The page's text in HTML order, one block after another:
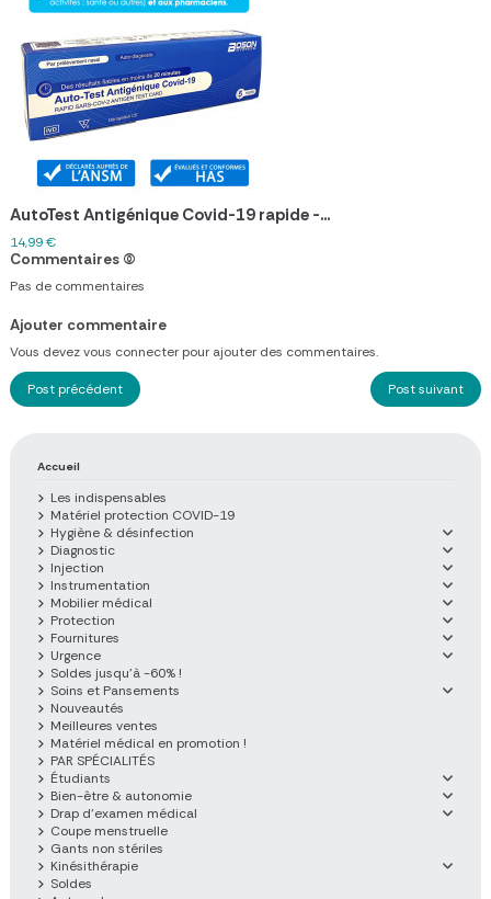
AutoTest Antigénique Covid-19 rapide -...
14,99 €
Commentaires (0)
Pas de commentaires
Ajouter commentaire
Vous devez vous connecter pour ajouter des commentaires.
Post précédent Post suivant
Accueil
Les indispensables
Matériel protection COVID-19
Hygiène & désinfection
Diagnostic
Injection
Instrumentation
Mobilier médical
Protection
Fournitures
Urgence
Soldes jusqu'à -60% !
Soins et Pansements
Nouveautés
Meilleures ventes
Matériel médical en promotion !
PAR SPÉCIALITÉS
Étudiants
Bien-être & autonomie
Drap d'examen médical
Coupe menstruelle
Gants non stériles
Kinésithérapie
Soldes